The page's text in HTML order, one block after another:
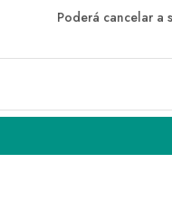
Poderá cancelar a